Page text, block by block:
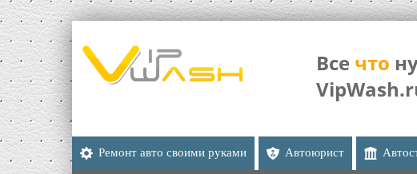
Все что
Ремонт авто своими руками Автоюрист